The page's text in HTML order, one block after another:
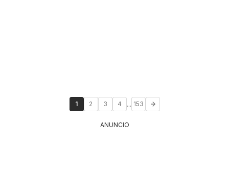
1 2 3 4 ... 153
ANUNCIO